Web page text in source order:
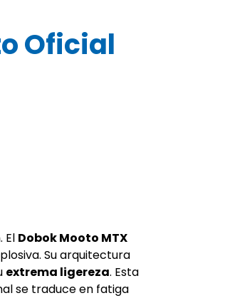
Oficial
El Dobok Mooto MTX
Su arquitectura
extrema ligereza. Esta
se traduce en fatiga